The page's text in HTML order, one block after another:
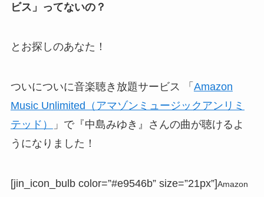
ビス」ってないの？
とお探しのあなた！
ついについに音楽聴き放題サービス 「 Amazon
Music Unlimited（アマゾンミュージックアンリミ
テッド）
」で『中島みゆき』さんの曲が聴けるよ
うになりました！
[jin_icon_bulb color=”#e9546b” size=”21px”]Amazon